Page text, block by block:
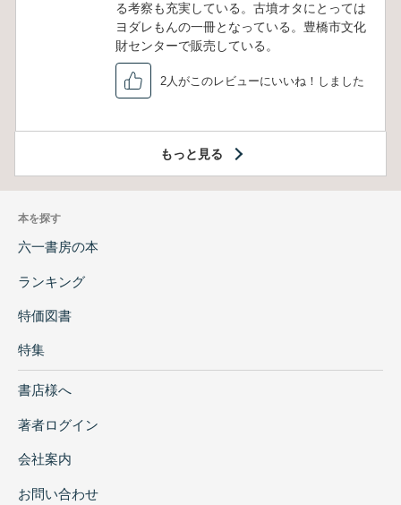
る考察も充実している。古墳オタにとっては
ヨダレもんの一冊となっている。豊橋市文化
財センターで販売している。
2人がこのレビューにいいね！しました
もっと見る
本を探す
六一書房の本
ランキング
特価図書
特集
書店様へ
著者ログイン
会社案内
お問い合わせ